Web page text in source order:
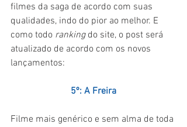
filmes da saga de acordo com suas
qualidades, indo do pior ao melhor. E
como todo ranking do site, o post será
atualizado de acordo com os novos
lançamentos:
5º: A Freira
Filme mais genérico e sem alma de toda